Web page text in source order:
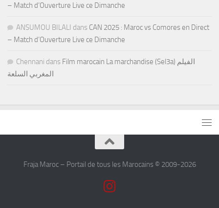
– Match d’Ouverture Live ce Dimanche
ANSUMOU BILALI dans CAN 2025 : Maroc vs Comores en Direct
– Match d’Ouverture Live ce Dimanche
Chennani dans Film marocain La marchandise (Sel3a) الفيلم
المغربي السلعة
Fraja Maroc – Portail de tous les Marocains © 2009-2026